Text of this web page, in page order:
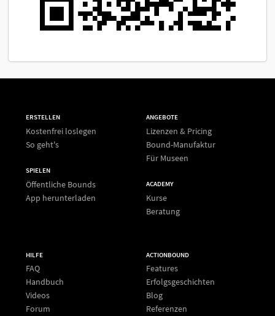
ERSTELLEN
Kostenfrei loslegen
So geht's
SPIELEN
Öffentliche Bounds
App herunterladen
ANGEBOTE
Lizenzen & Pricing
Bound-Manufaktur
Für Museen
ACADEMY
Kurse
Beratung
HILFE
FAQ
Handbuch
Videos
Forum
ACTIONBOUND
Features
Erfolgsgeschichten
Blog
Referenzen